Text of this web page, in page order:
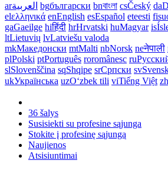
arالعربية bgбългарски bnবাংলা csČeský da
elελληνικά enEnglish esEspañol eteesti fi
gaGaeilge hiहिंदी hrHrvatski huMagyar is
ltLietuvių lvLatviešu valoda
mkМакедонски mtMalti nbNorsk neनेपाली
plPolski ptPortuguês roromânesc ru
slSlovenščina sqShqipe srСрпски sv
ukУкраїнська uzOʻzbek tili viTiếng Việt zh
36 šalys
Susisiekti su profesine sąjunga
Stokite į profesinę sąjungą
Naujienos
Atsisiuntimai